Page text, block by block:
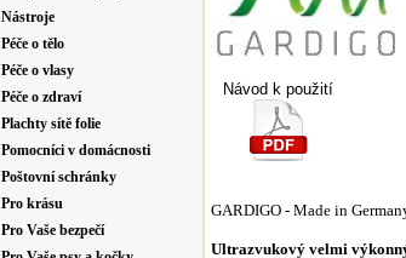
Nástroje
Péče o tělo
Péče o vlasy
Péče o zdraví
Plachty sítě folie
Pomocníci v domácnosti
Poštovní schránky
Pro krásu
Pro Vaše bezpečí
Návod k použití
GARDIGO - Made in
Ultrazvukový velmi